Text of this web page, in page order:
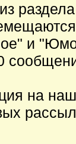
из
и
на